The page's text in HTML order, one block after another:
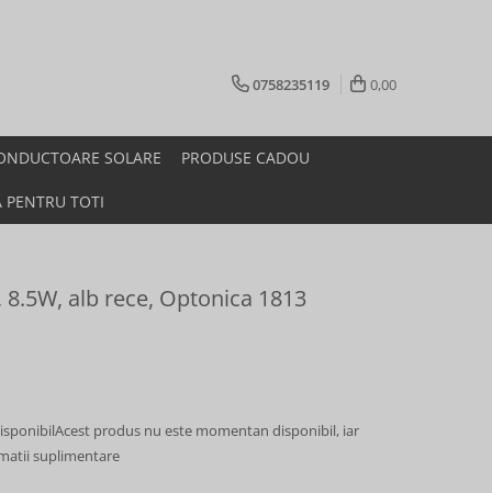
0758235119 0,00
SOLARE PRODUSE CADOU
PENTRU TOTI
8.5W, alb rece, Optonica 1813
Acest produs nu este momentan disponibil, iar
suplimentare